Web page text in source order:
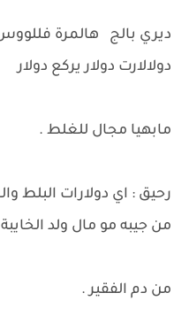
ديري بالج هالمرة
دولالارت دولار يركع دولار
مابهيا مجال للغلط .
رحيق : اي دولارات
من جيبه مو مال ولد الخايبة
من دم الفقير .